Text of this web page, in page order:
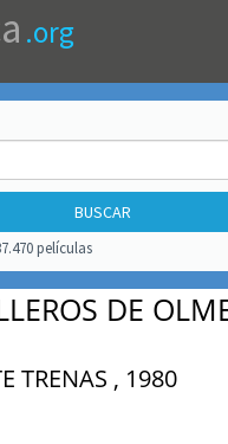
.org
películas
DE
TRENAS , 1980